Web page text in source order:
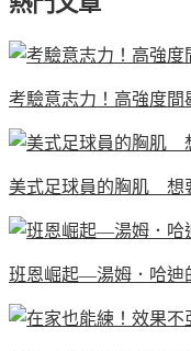
考驗意志力！高強度間
美式足球員的胸肌
班恩崛起—湯姆．哈迪